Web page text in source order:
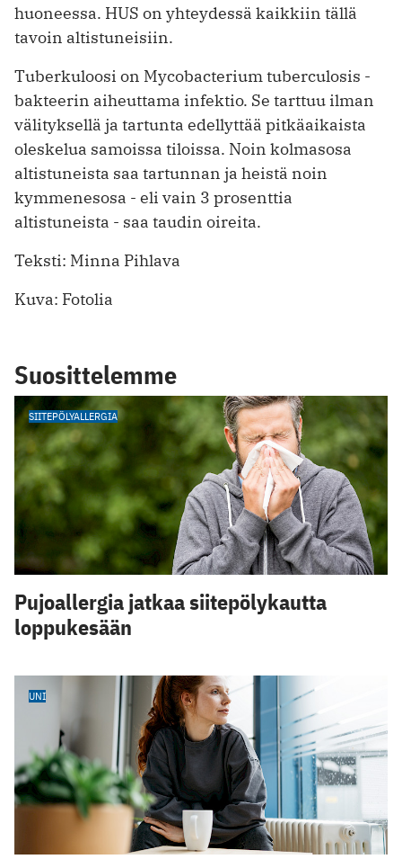
huoneessa. HUS on yhteydessä kaikkiin tällä
tavoin altistuneisiin.
Tuberkuloosi on Mycobacterium tuberculosis -
bakteerin aiheuttama infektio. Se tarttuu ilman
välityksellä ja tartunta edellyttää pitkäaikaista
oleskelua samoissa tiloissa. Noin kolmasosa
altistuneista saa tartunnan ja heistä noin
kymmenesosa - eli vain 3 prosenttia
altistuneista - saa taudin oireita.
Teksti: Minna Pihlava
Kuva: Fotolia
Suosittelemme
SIITEPÖLYALLERGIA
Pujoallergia jatkaa siitepölykautta
loppukesään
UNI